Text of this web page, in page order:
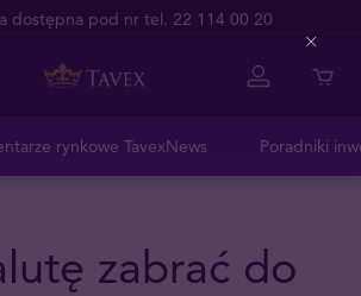
dostępna pod nr tel. 22 114 00 20
rynkowe TavexNews Poradniki
zabrać do
Close